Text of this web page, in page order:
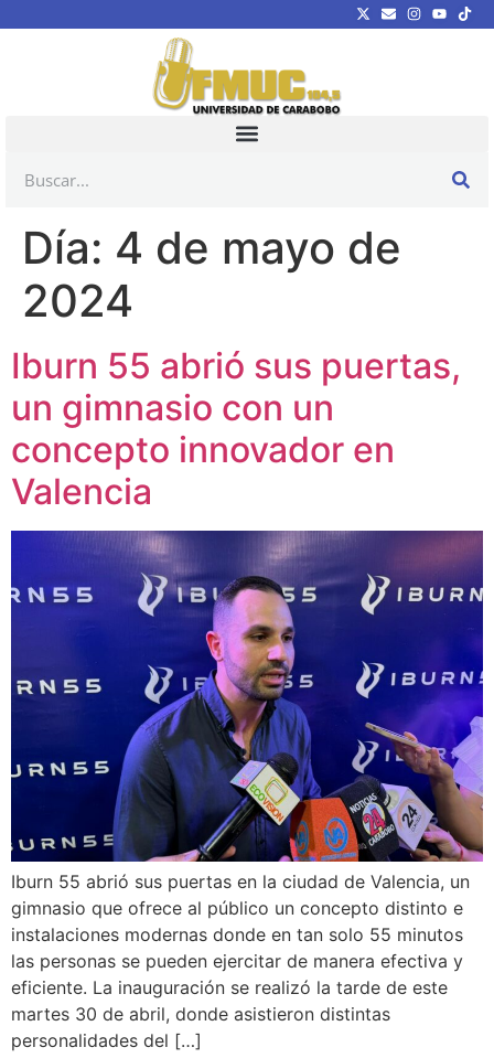
Día: 4 de mayo de
2024
Iburn 55 abrió sus puertas,
un gimnasio con un
concepto innovador en
Valencia
Iburn 55 abrió sus puertas en la ciudad de Valencia, un
gimnasio que ofrece al público un concepto distinto e
instalaciones modernas donde en tan solo 55 minutos
las personas se pueden ejercitar de manera efectiva y
eficiente. La inauguración se realizó la tarde de este
martes 30 de abril, donde asistieron distintas
personalidades del […]